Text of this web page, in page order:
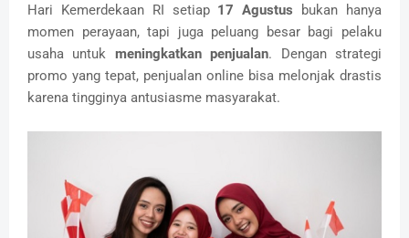
Hari Kemerdekaan RI setiap 17 Agustus bukan hanya
momen perayaan, tapi juga peluang besar bagi pelaku
usaha untuk meningkatkan penjualan. Dengan strategi
promo yang tepat, penjualan online bisa melonjak drastis
karena tingginya antusiasme masyarakat.